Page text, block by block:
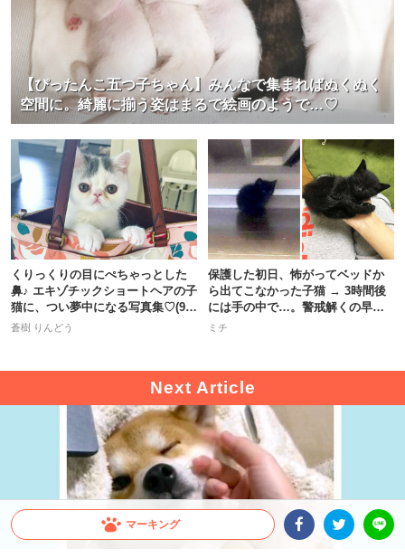
マーキング
【ぴったんこ五つ子ちゃん】みんなで集まればぬくぬく
空間に。綺麗に揃う姿はまるで絵画のようで…♡
くりっくりの目にぺちゃっとした
鼻♪ エキゾチックショートヘアの子
猫に、つい夢中になる写真集♡(9
枚)
蒼樹 りんどう
保護した初日、怖がってベッドか
ら出てこなかった子猫 → 3時間後
には手の中で…。警戒解くの早す
ぎ！笑
ミチ